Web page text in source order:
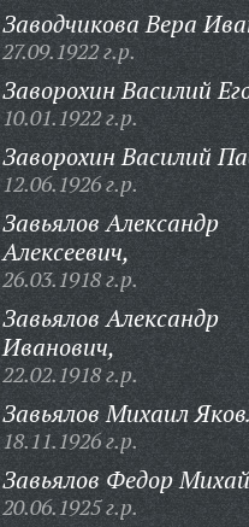
Заводчикова Вера
27.09.1922 г.р.
Заворохин Василий
10.01.1922 г.р.
Заворохин Василий
12.06.1926 г.р.
Завьялов Александр
Алексеевич,
26.03.1918 г.р.
Завьялов Александр
Иванович,
22.02.1918 г.р.
Завьялов Михаил
18.11.1926 г.р.
Завьялов Федор
20.06.1925 г.р.